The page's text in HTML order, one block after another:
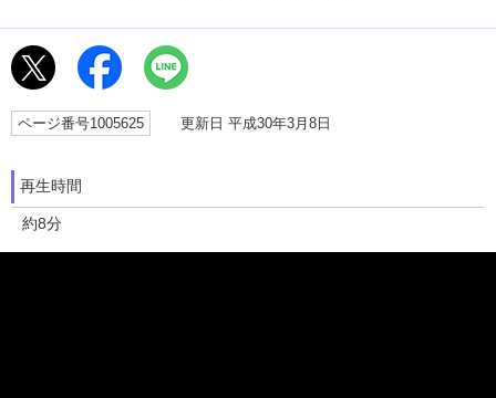
ページ番号1005625 更新日 平成30年3月8日
再生時間
約8分